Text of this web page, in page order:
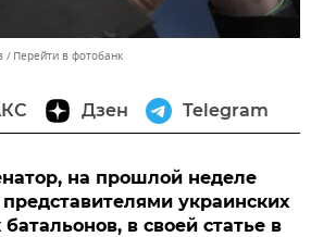
Перейти в фотобанк
Дзен Telegram
на прошлой неделе
украинских
в своей статье в